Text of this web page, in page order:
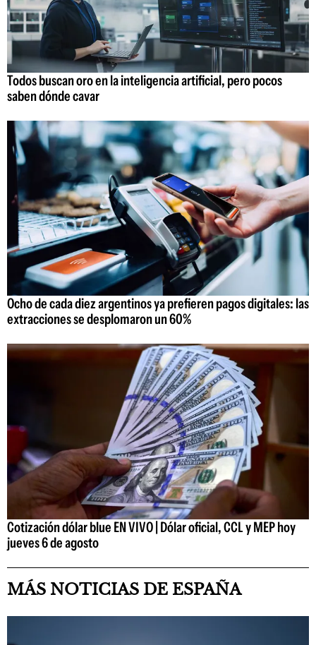
Todos buscan oro en la inteligencia artificial, pero pocos
saben dónde cavar
Ocho de cada diez argentinos ya prefieren pagos digitales: las
extracciones se desplomaron un 60%
Cotización dólar blue EN VIVO | Dólar oficial, CCL y MEP hoy
jueves 6 de agosto
MÁS NOTICIAS DE ESPAÑA